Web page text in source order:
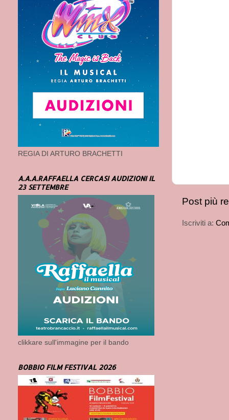
Post più
Iscriviti a:
REGIA DI ARTURO BRACHETTI
A.A.A.RAFFAELLA CERCASI AUDIZIONI IL
23 SETTEMBRE
clikkare sull'immagine per il bando
BOBBIO FILM FESTIVAL 2026